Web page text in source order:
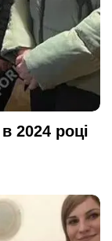
2024 році